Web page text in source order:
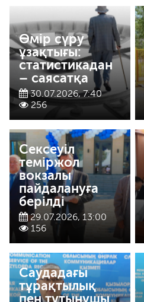
Өмір сүру
ұзақтығы:
статистикадан
– саясатқа
30.07.2026, 7:40
256
Сексеуіл
теміржол
вокзалы
пайдалануға
берілді
29.07.2026, 13:00
156
Саудадағы
тұрақтылық